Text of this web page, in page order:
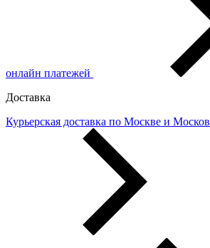
онлайн платежей
Доставка
Курьерская доставка по Москве и